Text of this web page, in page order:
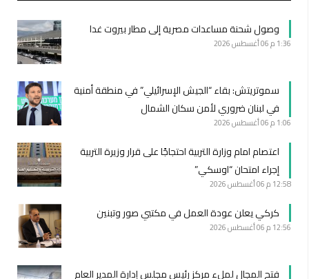
وصول شحنة مساعدات مصرية إلى مطار بيروت غدا
1:36 م 06 أغسطس 2026
سموتريتش: بقاء “الجيش الإسرائيلي” في منطقة أمنية
في لبنان ضروري لأمن سكان الشمال
1:06 م 06 أغسطس 2026
اعتصام امام وزارة التربية احتجاجًا على قرار وزيرة التربية
إجراء امتحان “اوسكي”
12:58 م 06 أغسطس 2026
كركي يعلن عودة العمل في مكتبي صور وتبنين
12:56 م 06 أغسطس 2026
فتح المجال لملء مركز رئيس مجلس إدارة المدير العام